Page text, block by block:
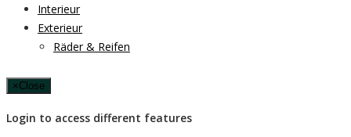
Interieur
Exterieur
Räder & Reifen
× Close
Login to access different features